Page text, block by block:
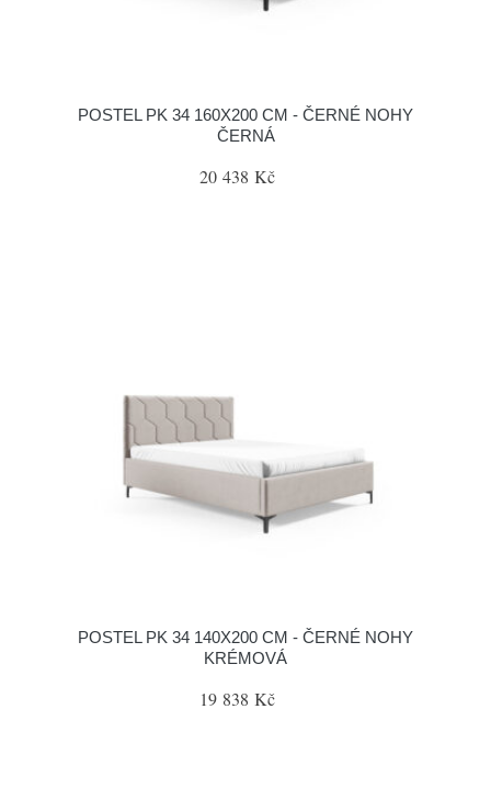
POSTEL PK 34 160X200 CM - ČERNÉ NOHY
ČERNÁ
20 438 Kč
POSTEL PK 34 140X200 CM - ČERNÉ NOHY
KRÉMOVÁ
19 838 Kč